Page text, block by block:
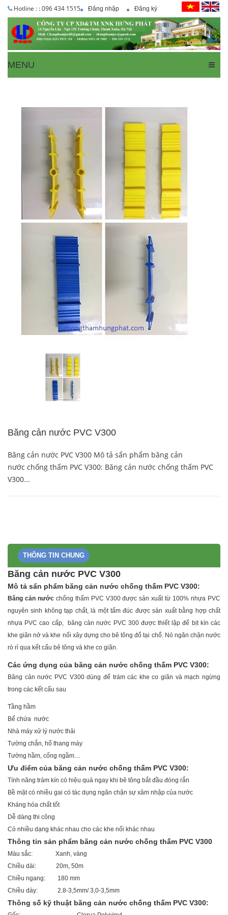
Hotline : : 096 434 1515 Đăng nhập Đăng ký
MENU
Băng cản nước PVC V300
Băng cản nước PVC V300 Mô tả sẩn phẩm băng cản
nước chống thấm PVC V300: Băng cản nước chống thấm PVC
V300...
THÔNG TIN CHUNG
Băng cản nước PVC V300
Mô tả sẩn phẩm băng cản nước chống thấm PVC V300:
Băng cản nướcchống thấm PVC V300 được sản xuất từ 100% nhựa PVC
nguyên sinh không tạp chất, là một tấm đúc được sản xuất bằng hợp chất
nhựa PVC cao cấp, băng cản nước PVC 300 được thiết lập để bịt kín các
khe giãn nở và khe nối xây dựng cho bê tông đổ tại chổ. Nó ngăn chặn nước
rò rỉ qua kết cấu bê tông và khe co giãn.
Các ứng dụng của băng cản nước chống thấm PVC V300:
Băng cản nước PVC V300 dùng để trám các khe co giãn và mạch ngừng
trong các kết cấu sau
Tầng hầm
Bể chứa nước
Nhà máy xử lý nước thải
Tường chắn, hố thang máy
Tường hầm, cống ngầm....
Ưu điểm của băng cản nước chống thấm PVC V300:
Tính năng trám kín có hiệu quả ngay khi bê tông bắt đầu đóng rắn
Bề mặt có nhiều gai có tác dụng ngăn chặn sự xâm nhập của nước
Kháng hóa chất tốt
Dễ dàng thi công
Có nhiều dạng khác nhau cho các khe nối khác nhau
Thông tin sản phẩm băng cản nước chống thấm PVC V300
Màu sắc: Xanh, vàng
Chiều dài: 20m, 50m
Chiều ngang: 180 mm
Chiều dày: 2.8-3,5mm/ 3,0-3,5mm
Thông số kỹ thuật băng cản nước chống thấm PVC V300: